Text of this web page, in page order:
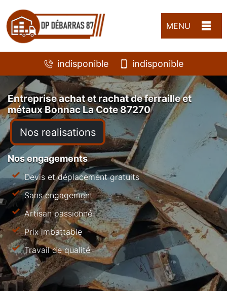
MENU
indisponible indisponible
Entreprise achat et rachat de ferraille et
métaux Bonnac La Cote 87270
Nos realisations
Nos engagements
Devis et déplacement gratuits
Sans engagement
Artisan passionné
Prix imbattable
Travail de qualité